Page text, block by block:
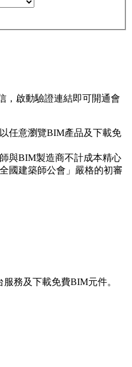
，啟動驗證連結即可開通會
任意瀏覽BIM產品及下載免
與BIM製造商不計成本精心
國建築師公會」嚴格的初審
務及下載免費BIM元件。